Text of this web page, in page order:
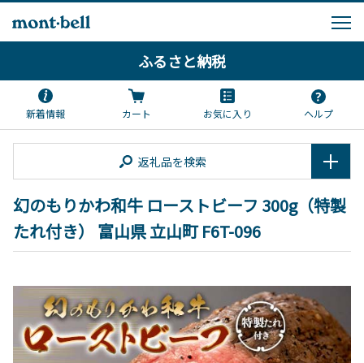
ふるさと納税
新着情報 カート お気に入り ヘルプ
返礼品を検索
幻のもりかわ和牛 ローストビーフ 300g（特製
たれ付き） 富山県 立山町 F6T-096